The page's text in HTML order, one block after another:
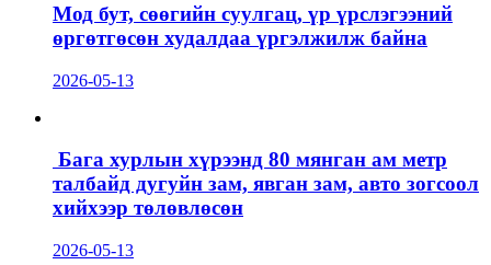
Мод бут, сөөгийн суулгац, үр үрслэгээний
өргөтгөсөн худалдаа үргэлжилж байна
2026-05-13
Бага хурлын хүрээнд 80 мянган ам метр
талбайд дугуйн зам, явган зам, авто зогсоол
хийхээр төлөвлөсөн
2026-05-13